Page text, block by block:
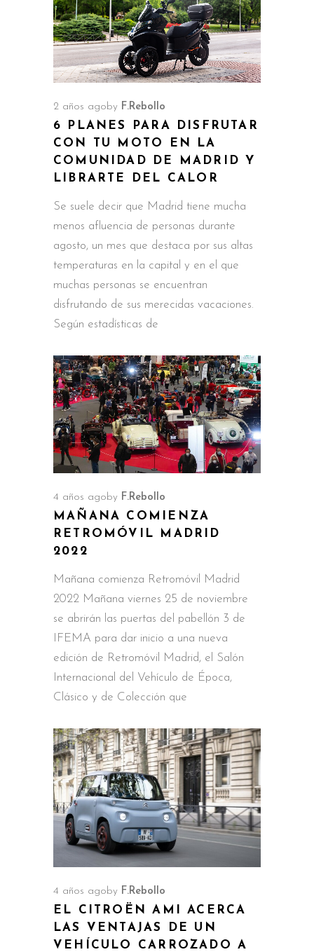
2 años agoby F.Rebollo
6 PLANES PARA DISFRUTAR
CON TU MOTO EN LA
COMUNIDAD DE MADRID Y
LIBRARTE DEL CALOR
Se suele decir que Madrid tiene mucha
menos afluencia de personas durante
agosto, un mes que destaca por sus altas
temperaturas en la capital y en el que
muchas personas se encuentran
disfrutando de sus merecidas vacaciones.
Según estadísticas de
4 años ago by F.Rebollo
MAÑANA COMIENZA
RETROMÓVIL MADRID
2022
Mañana comienza Retromóvil Madrid
2022 Mañana viernes 25 de noviembre
se abrirán las puertas del pabellón 3 de
IFEMA para dar inicio a una nueva
edición de Retromóvil Madrid, el Salón
Internacional del Vehículo de Época,
Clásico y de Colección que
4 años ago by F.Rebollo
EL CITROËN AMI ACERCA
LAS VENTAJAS DE UN
VEHÍCULO CARROZADO A